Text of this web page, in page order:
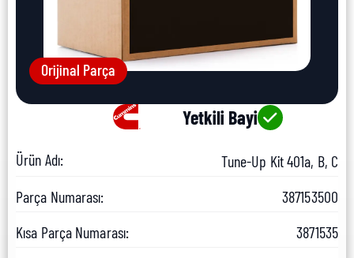
Orijinal Parça
Yetkili Bayi
Ürün Adı:
Tune-Up Kit 401a, B, C
Parça Numarası:
387153500
Kısa Parça Numarası:
3871535